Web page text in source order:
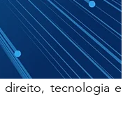
tecnologia e